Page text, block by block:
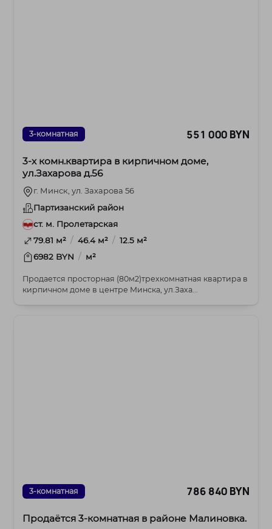
3-комнатная 551 000 BYN
3-х комн.квартира в кирпичном доме,
ул.Захарова д.56
г. Минск, ул. Захарова 56
Партизанский район
ст. м. Пролетарская
79.81 м² / 46.4 м² / 12.5 м²
6982 BYN / м²
Продается просторная (80м2)трехкомнатная квартира в
кирпичном доме в центре Минска, ул.Заха...
3-комнатная 786 840 BYN
Продаётся 3‑комнатная в районе Малиновка.